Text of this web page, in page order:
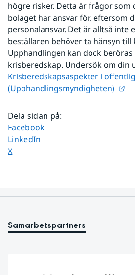
högre risker. Detta är frågor som
bolaget har ansvar för, eftersom
personalansvar. Det är alltså inte
beställaren behöver ta hänsyn till
Upphandlingen kan dock beröras
krisberedskap. Undersök om din
Krisberedskapsaspekter i
(Upphandlingsmyndigheten)
Dela sidan på:
Dela sidan på
Facebook
Dela sidan på
LinkedIn
Dela sidan på
X
Samarbetspartners